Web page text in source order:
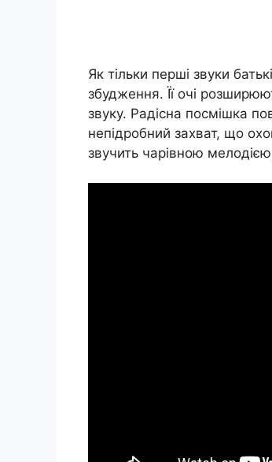
Як тільки перші звуки
збудження. Її очі
звуку. Радісна посмішка
непідробний захват, що
звучить чарівною